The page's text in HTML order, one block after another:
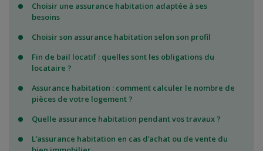
Choisir une assurance habitation adaptée à ses
besoins
Choisir son assurance habitation selon son profil
Fin de bail locatif : quelles sont les obligations du
locataire ?
Assurance habitation : comment calculer le nombre de
pièces de votre logement ?
Quelle assurance habitation pendant vos travaux ?
L’assurance habitation en cas d’achat ou de vente du